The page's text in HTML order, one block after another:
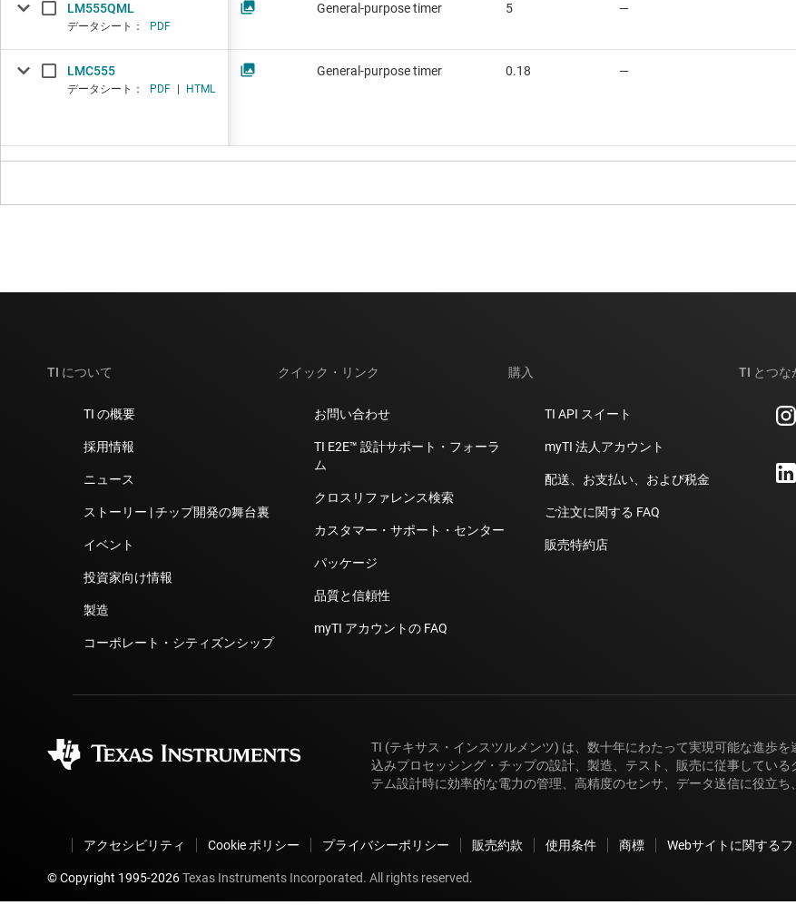
LM555QML
データシート： PDF
LMC555
データシート： PDF HTML
General-purpose timer 5 —
General-purpose timer 0.18 —
TI について
TI の概要
採用情報
ニュース
ストーリー | チップ開発の舞台裏
イベント
投資家向け情報
製造
コーポレート・シティズンシップ
クイック・リンク
お問い合わせ
TI E2E™ 設計サポート・フォーラ
ム
クロスリファレンス検索
カスタマー・サポート・センター
パッケージ
品質と信頼性
myTI アカウントの FAQ
購入
TI API スイート
myTI 法人アカウント
配送、お支払い、および税金
ご注文に関する FAQ
販売特約店
TI とつな
TI (テキサス・インスツルメンツ) は、数十年にわたって実現可能な進歩
込みプロセッシング・チップの設計、製造、テスト、販売に従事してい
テム設計時に効率的な電力の管理、高精度のセンサ、データ送信に役立ち
アクセシビリティ Cookie ポリシー プライバシーポリシー 販売約款 使用条件 商標 Webサイトに関する
© Copyright 1995-2026Texas Instruments Incorporated. All rights reserved.